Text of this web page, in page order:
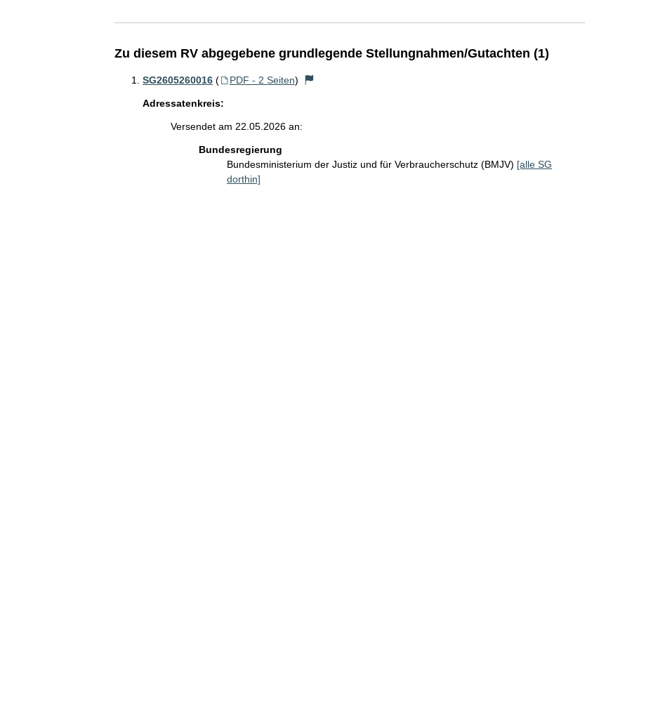
Zu diesem RV abgegebene grundlegende Stellungnahmen/Gutachten (1)
SG2605260016 ( PDF - 2 Seiten)
Adressatenkreis:
Versendet am 22.05.2026 an:
Bundesregierung
Bundesministerium der Justiz und für Verbraucherschutz (BMJV) [alle SG
dorthin]